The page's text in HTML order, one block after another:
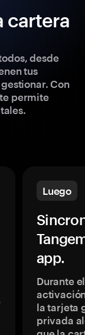
cartera
desde
tus
Con
permite
Luego
app.
Durante
la tarjeta
privada